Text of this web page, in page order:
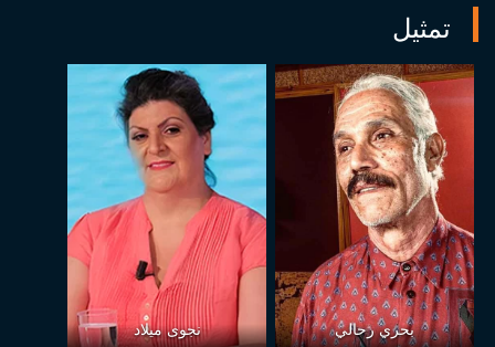
تمثيل
بحري رحالي نجوى ميلاد